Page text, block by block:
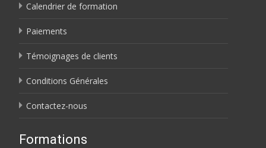
Calendrier de formation
Paiements
Témoignages de clients
Conditions Générales
Contactez-nous
Formations